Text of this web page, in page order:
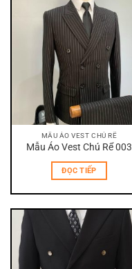
MẪU ÁO VEST CHÚ RỂ
Mẫu Áo Vest Chú Rể 003
ĐỌC TIẾP